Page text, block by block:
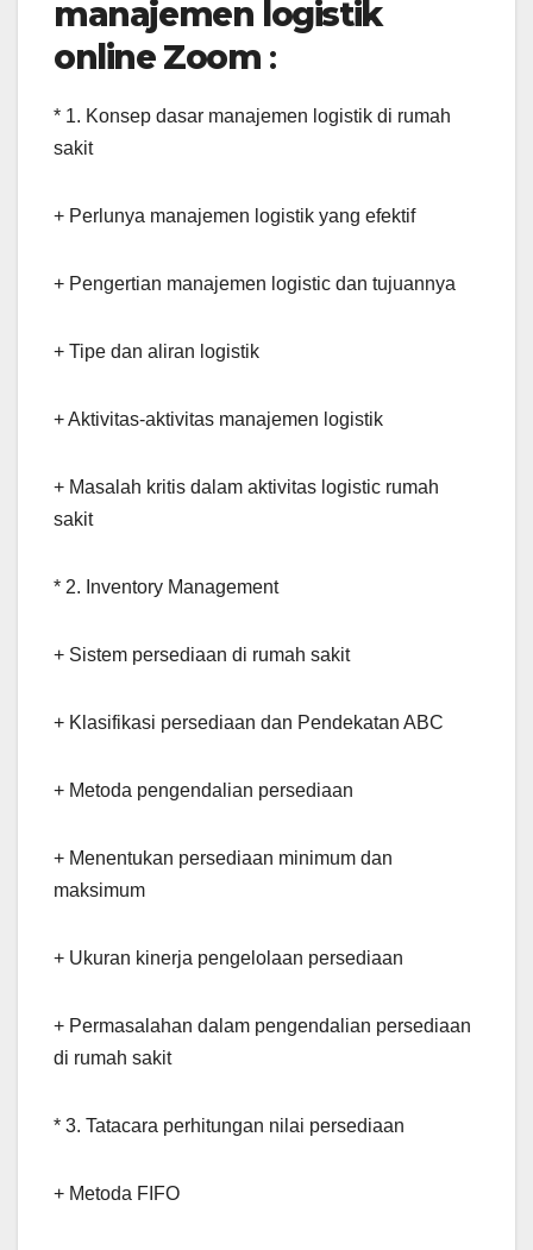
manajemen logistik
online Zoom :
* 1. Konsep dasar manajemen logistik di rumah
sakit
+ Perlunya manajemen logistik yang efektif
+ Pengertian manajemen logistic dan tujuannya
+ Tipe dan aliran logistik
+ Aktivitas-aktivitas manajemen logistik
+ Masalah kritis dalam aktivitas logistic rumah
sakit
* 2. Inventory Management
+ Sistem persediaan di rumah sakit
+ Klasifikasi persediaan dan Pendekatan ABC
+ Metoda pengendalian persediaan
+ Menentukan persediaan minimum dan
maksimum
+ Ukuran kinerja pengelolaan persediaan
+ Permasalahan dalam pengendalian persediaan
di rumah sakit
* 3. Tatacara perhitungan nilai persediaan
+ Metoda FIFO